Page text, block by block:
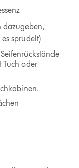
dazugeben,
sprudelt)
Tuch oder